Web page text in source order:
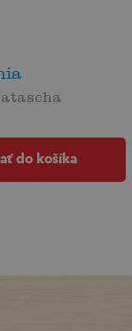
do košíka